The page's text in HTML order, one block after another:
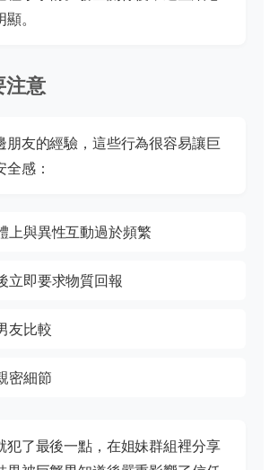
。
注意
朋友的經驗，這些行為很容易讓巨
感：
上與異性互動過於頻繁
立即要求物質回報
友比較
密細節
犯了最後一點，在姐妹群組裡分享